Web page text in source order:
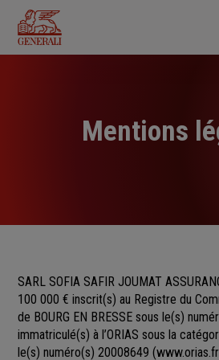
contenu
principal
Mentions
SARL SOFIA SAFIR JOUMAT
100 000 € inscrit(s) au Registre du
de BOURG EN BRESSE sous le(s)
immatriculé(s) à l’ORIAS sous la
le(s) numéro(s) 20008649 (www.orias.fr